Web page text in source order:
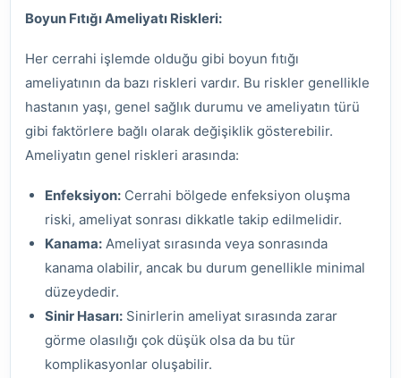
Boyun Fıtığı Ameliyatı Riskleri:
Her cerrahi işlemde olduğu gibi boyun fıtığı
ameliyatının da bazı riskleri vardır. Bu riskler genellikle
hastanın yaşı, genel sağlık durumu ve ameliyatın türü
gibi faktörlere bağlı olarak değişiklik gösterebilir.
Ameliyatın genel riskleri arasında:
Enfeksiyon: Cerrahi bölgede enfeksiyon oluşma
riski, ameliyat sonrası dikkatle takip edilmelidir.
Kanama: Ameliyat sırasında veya sonrasında
kanama olabilir, ancak bu durum genellikle minimal
düzeydedir.
Sinir Hasarı: Sinirlerin ameliyat sırasında zarar
görme olasılığı çok düşük olsa da bu tür
komplikasyonlar oluşabilir.